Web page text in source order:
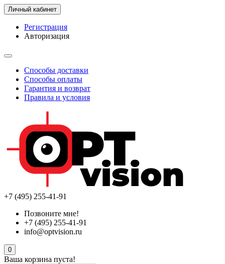
Личный кабинет
Регистрация
Авторизация
Способы доставки
Способы оплаты
Гарантия и возврат
Правила и условия
+7 (495) 255-41-91
Позвоните мне!
+7 (495) 255-41-91
info@optvision.ru
0
Ваша корзина пуста!